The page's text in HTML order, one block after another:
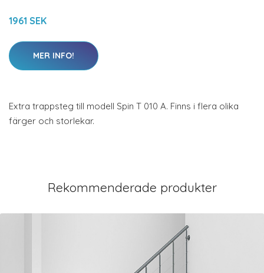
1961 SEK
MER INFO!
Extra trappsteg till modell Spin T 010 A. Finns i flera olika
färger och storlekar.
Rekommenderade produkter